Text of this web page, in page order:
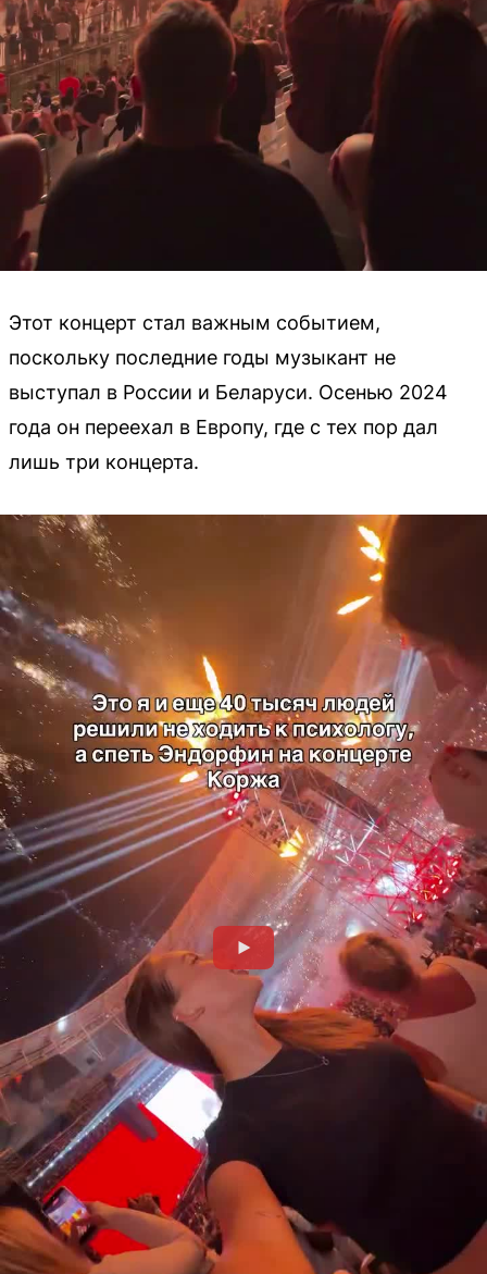
Этот концерт стал важным событием,
поскольку последние годы музыкант не
выступал в России и Беларуси. Осенью 2024
года он переехал в Европу, где с тех пор дал
лишь три концерта.